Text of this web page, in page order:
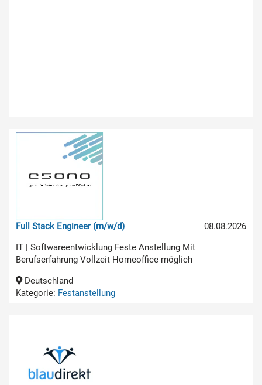
08.08.2026
Full Stack Engineer (m/w/d)
IT | Softwareentwicklung Feste Anstellung Mit
Berufserfahrung Vollzeit Homeoffice möglich
Deutschland
Kategorie: Festanstellung